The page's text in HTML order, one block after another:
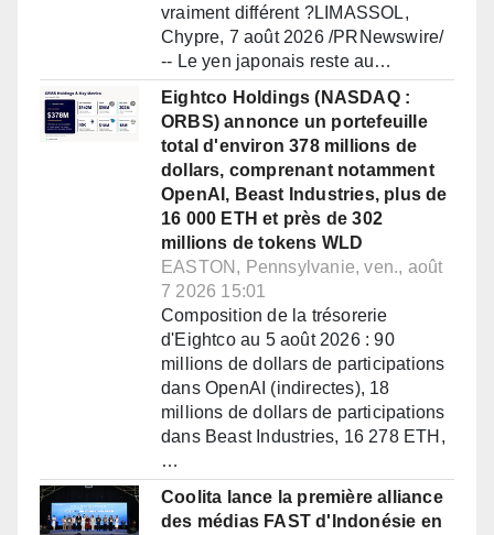
vraiment différent ?LIMASSOL,
Chypre, 7 août 2026 /PRNewswire/
-- Le yen japonais reste au…
Eightco Holdings (NASDAQ :
ORBS) annonce un portefeuille
total d'environ 378 millions de
dollars, comprenant notamment
OpenAI, Beast Industries, plus de
16 000 ETH et près de 302
millions de tokens WLD
EASTON, Pennsylvanie, ven., août
7 2026 15:01
Composition de la trésorerie
d'Eightco au 5 août 2026 : 90
millions de dollars de participations
dans OpenAI (indirectes), 18
millions de dollars de participations
dans Beast Industries, 16 278 ETH,
…
Coolita lance la première alliance
des médias FAST d'Indonésie en